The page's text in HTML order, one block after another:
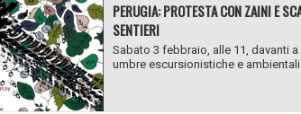
PERUGIA: PROTESTA CON ZAINI E
SENTIERI
Sabato 3 febbraio, alle 11, davanti
umbre escursionistiche e